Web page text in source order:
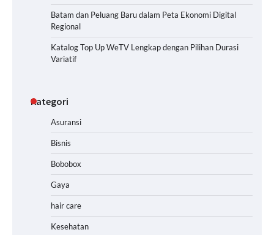
Batam dan Peluang Baru dalam Peta Ekonomi Digital
Regional
Katalog Top Up WeTV Lengkap dengan Pilihan Durasi
Variatif
Kategori
Asuransi
Bisnis
Bobobox
Gaya
hair care
Kesehatan